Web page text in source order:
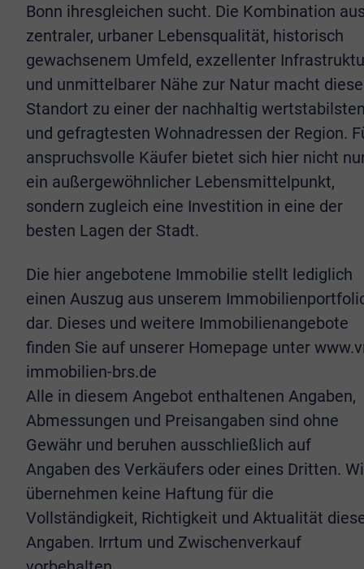
Bonn ihresgleichen sucht. Die Kombination
zentraler, urbaner Lebensqualität, historisch
gewachsenem Umfeld, exzellenter
und unmittelbarer Nähe zur Natur macht
Standort zu einer der nachhaltig
und gefragtesten Wohnadressen der Region.
anspruchsvolle Käufer bietet sich hier nicht
ein außergewöhnlicher Lebensmittelpunkt,
sondern zugleich eine Investition in eine der
besten Lagen der Stadt.
Die hier angebotene Immobilie stellt lediglich
einen Auszug aus unserem
dar. Dieses und weitere Immobilienangebote
finden Sie auf unserer Homepage unter
immobilien-brs.de
Alle in diesem Angebot enthaltenen Angaben,
Abmessungen und Preisangaben sind ohne
Gewähr und beruhen ausschließlich auf
Angaben des Verkäufers oder eines Dritten.
übernehmen keine Haftung für die
Vollständigkeit, Richtigkeit und Aktualität
Angaben. Irrtum und Zwischenverkauf